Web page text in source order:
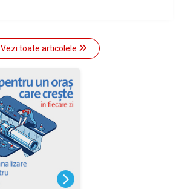
Vezi toate articolele